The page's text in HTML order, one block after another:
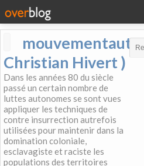
Christian Hivert )
Dans les années 80 du siècle
passé un certain nombre de
luttes autonomes se sont vues
appliquer les techniques de
contre insurrection autrefois
utilisées pour maintenir dans la
domination coloniale,
esclavagiste et raciste les
populations des territoires